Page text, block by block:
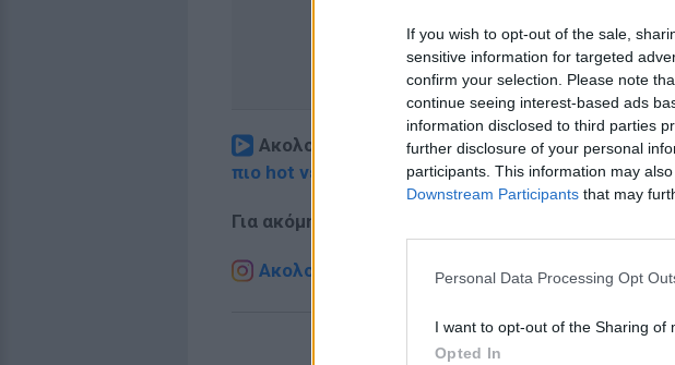
If you wish to opt-out of the sale,
sensitive information for targeted
confirm your selection. Please note
continue seeing interest-based ads
information disclosed to third parties
further disclosure of your personal
participants. This information may
Downstream Participants that may
Personal Data Processing Opt
I want to opt-out of the Sharing of
Opted In
Ακολουθήστε το E-Radio.gr στο Google News
πιο hot νέα
Για ακόμη περισσότερα
Ακολουθήστε το E-Radio.gr και στο Instagram